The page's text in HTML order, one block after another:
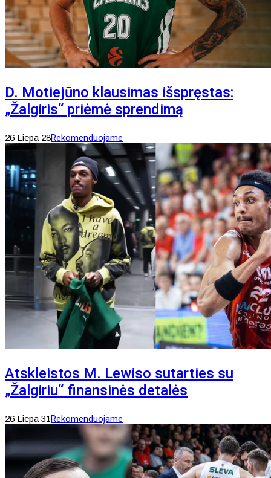
D. Motiejūno klausimas išspręstas:
„Žalgiris“ priėmė sprendimą
26 Liepa 28Rekomenduojame
Atskleistos M. Lewiso sutarties su
„Žalgiriu“ finansinės detalės
26 Liepa 31Rekomenduojame